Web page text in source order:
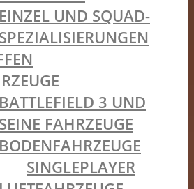
EINZEL UND SQUAD-
SPEZIALISIERUNGEN
BATTLEFIELD 3 UND
SEINE FAHRZEUGE
BODENFAHRZEUGE
SINGLEPLAYER